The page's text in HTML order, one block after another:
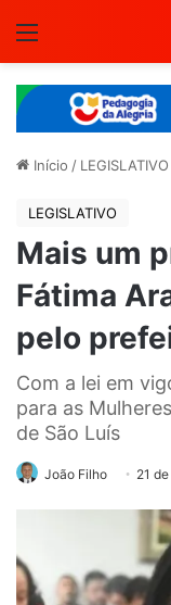
Início / LEGISLATIVO
LEGISLATIVO
Mais um
Fátima
pelo
Com a lei em
para as
de São Luís
João Filho 21